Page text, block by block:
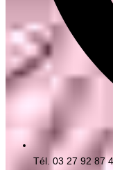
Tél. 03 27 92 87